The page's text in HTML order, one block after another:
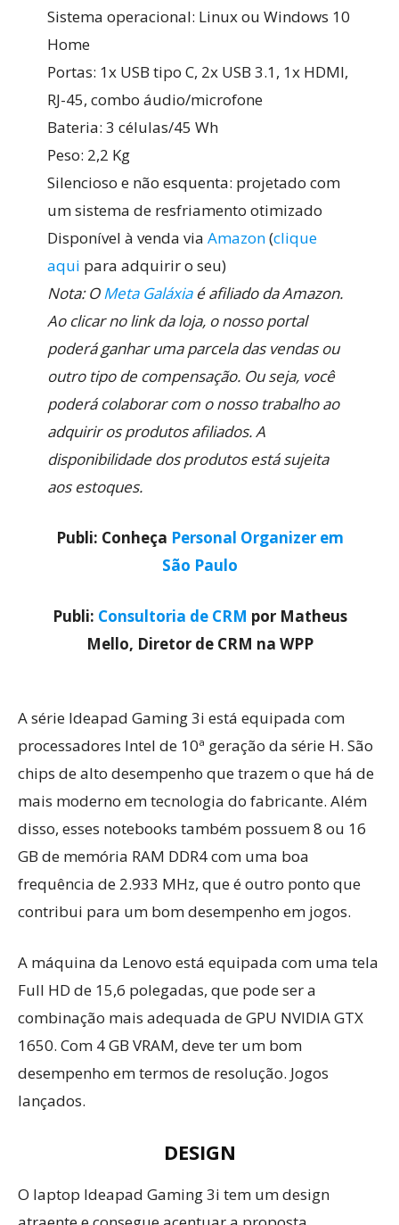
Sistema operacional: Linux ou Windows 10
Home
Portas: 1x USB tipo C, 2x USB 3.1, 1x HDMI,
RJ-45, combo áudio/microfone
Bateria: 3 células/45 Wh
Peso: 2,2 Kg
Silencioso e não esquenta: projetado com
um sistema de resfriamento otimizado
Disponível à venda via Amazon(clique
aqui para adquirir o seu)
Nota: OMeta Galáxiaé afiliado da Amazon.
Ao clicar no link da loja, o nosso portal
poderá ganhar uma parcela das vendas ou
outro tipo de compensação. Ou seja, você
poderá colaborar com o nosso trabalho ao
adquirir os produtos afiliados. A
disponibilidade dos produtos está sujeita
aos estoques.
Publi: Conheça Personal Organizer em
São Paulo
Publi: Consultoria de CRM por Matheus
Mello, Diretor de CRM na WPP
A série Ideapad Gaming 3i está equipada com
processadores Intel de 10ª geração da série H. São
chips de alto desempenho que trazem o que há de
mais moderno em tecnologia do fabricante. Além
disso, esses notebooks também possuem 8 ou 16
GB de memória RAM DDR4 com uma boa
frequência de 2.933 MHz, que é outro ponto que
contribui para um bom desempenho em jogos.
A máquina da Lenovo está equipada com uma tela
Full HD de 15,6 polegadas, que pode ser a
combinação mais adequada de GPU NVIDIA GTX
1650. Com 4 GB VRAM, deve ter um bom
desempenho em termos de resolução. Jogos
lançados.
DESIGN
O laptop Ideapad Gaming 3i tem um design